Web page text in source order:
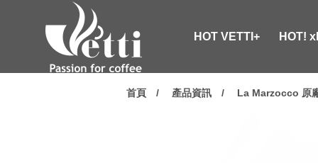
HOT VETTI+ HOT!
首頁 產品資訊 La Marzocco 原